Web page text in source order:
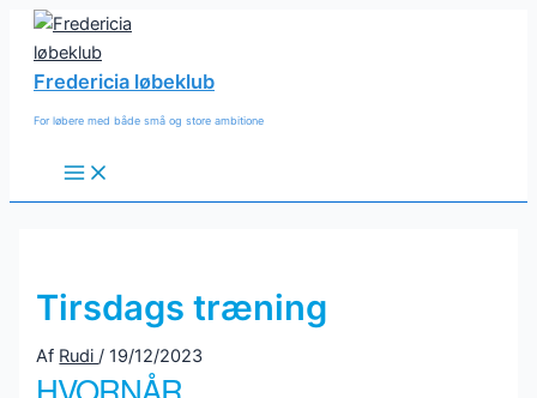
indholdet
Fredericia løbeklub
For løbere med både små og store ambitione
Main
Menu
Tirsdags træning
Af Rudi/19/12/2023